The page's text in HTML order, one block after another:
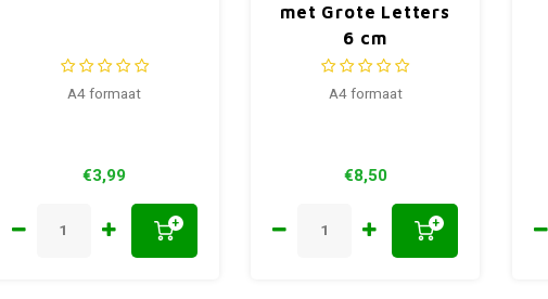
A4 formaat
€3,99
+
met Grote Letters
6 cm
A4 formaat
€8,50
+